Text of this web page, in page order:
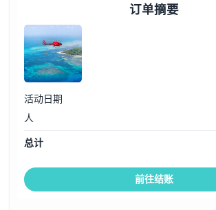
以前所未有的方式体验澳大利亚最著名的自然奇观
30分钟观光飞行。这段难忘的旅程将带您飞越碧绿
界最大珊瑚礁系统丰富多彩的色彩和图案。起飞自
到郁郁葱葱的热带海岸线、沙质小岛和绵延至地平
景景色。飞行将为您提供壮观的珊瑚礁全景，包括
阿灵顿礁，并有机会在合适的季节看到魔鬼鱼、海
生物。大堡礁观光飞行非常适合希望欣赏珊瑚礁全
湿的旅客。每位乘客均有旁窗座位，确保途中不断
飞行员将进行实时讲解，分享关于珊瑚礁历史、海
合国教科文组织世界遗产的重要性。无论是首次访
观光飞行都提供独特且难忘的视角。从凯恩斯出发
奇观的便捷且激动人心的30分钟体验。立即预订您
须在预订时告知每位乘客的体重及随身携带行
令人难以置信的空中景观——翱翔于大堡礁之上
蓝绿色海水和热带岛屿的全景美景。
保证靠窗座位——每位客人均享有靠窗座位，带
摄体验。
标志性礁石地点——飞越舌礁、巴特礁和低礁等
海洋生物观赏——从空中独特视角观察海龟、鳐
节的鲸鱼。
专业实时解说——由知识渊博的飞行员介绍珊
包含项目
澳大利亚商品及服务税（GST）
订单摘要
活动日期
人
总计
前往结账